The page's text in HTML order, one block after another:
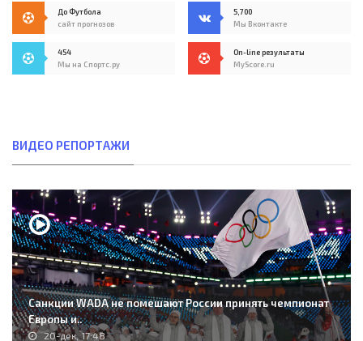
До Футбола
сайт прогнозов
5,700
Мы Вконтакте
454
Мы на Спортс.ру
On-line результаты
MyScore.ru
ВИДЕО РЕПОРТАЖИ
Санкции WADA не помешают России принять чемпионат
Европы и..
20-дек, 17:48